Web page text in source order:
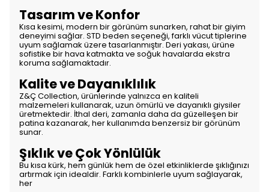
Tasarım ve Konfor
Kısa kesimi, modern bir görünüm sunarken, rahat bir giyim
deneyimi sağlar. STD beden seçeneği, farklı vücut tiplerine
uyum sağlamak üzere tasarlanmıştır. Deri yakası, ürüne
sofistike bir hava katmakta ve soğuk havalarda ekstra
koruma sağlamaktadır.
Kalite ve Dayanıklılık
Z&Ç Collection, ürünlerinde yalnızca en kaliteli
malzemeleri kullanarak, uzun ömürlü ve dayanıklı giysiler
üretmektedir. İthal deri, zamanla daha da güzelleşen bir
patina kazanarak, her kullanımda benzersiz bir görünüm
sunar.
Şıklık ve Çok Yönlülük
Bu kısa kürk, hem günlük hem de özel etkinliklerde şıklığınızı
artırmak için idealdir. Farklı kombinlerle uyum sağlayarak,
her